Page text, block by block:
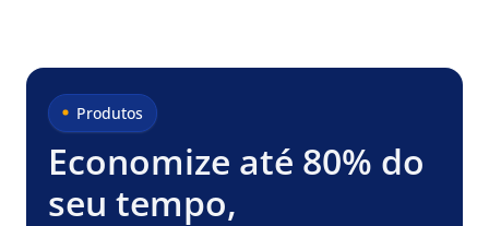
Produtos
Economize até 80% do
seu tempo,